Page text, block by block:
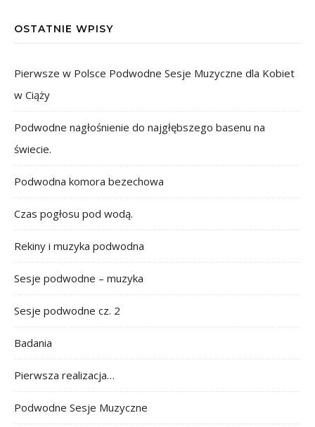
OSTATNIE WPISY
Pierwsze w Polsce Podwodne Sesje Muzyczne dla Kobiet
w Ciąży
Podwodne nagłośnienie do najgłębszego basenu na
świecie.
Podwodna komora bezechowa
Czas pogłosu pod wodą.
Rekiny i muzyka podwodna
Sesje podwodne – muzyka
Sesje podwodne cz. 2
Badania
Pierwsza realizacja…
Podwodne Sesje Muzyczne